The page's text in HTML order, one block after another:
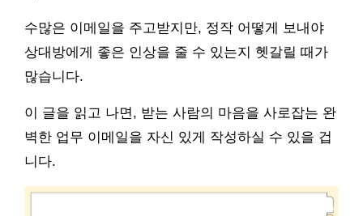
수많은 이메일을 주고받지만, 정작 어떻게 보내야
상대방에게 좋은 인상을 줄 수 있는지 헷갈릴 때가
많습니다.
이 글을 읽고 나면, 받는 사람의 마음을 사로잡는 완
벽한 업무 이메일을 자신 있게 작성하실 수 있을 겁
니다.